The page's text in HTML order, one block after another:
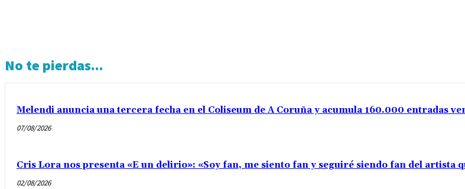
No te pierdas...
Melendi anuncia una tercera fecha en el Coliseum de A Coruña y acumula 160.000 entradas
07/08/2026
Cris Lora nos presenta «E un delirio»: «Soy fan, me siento fan y seguiré siendo fan del artista
02/08/2026